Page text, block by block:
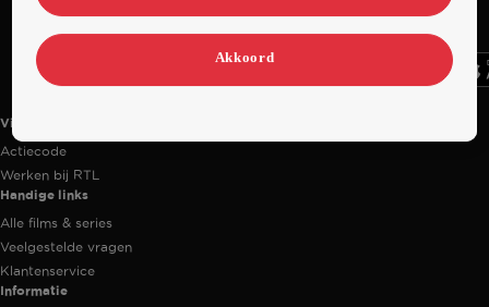
Videoland useful links.
Videoland
Actiecode
Werken bij RTL
Handige links
Alle films & series
Veelgestelde vragen
Klantenservice
Informatie
Akkoord